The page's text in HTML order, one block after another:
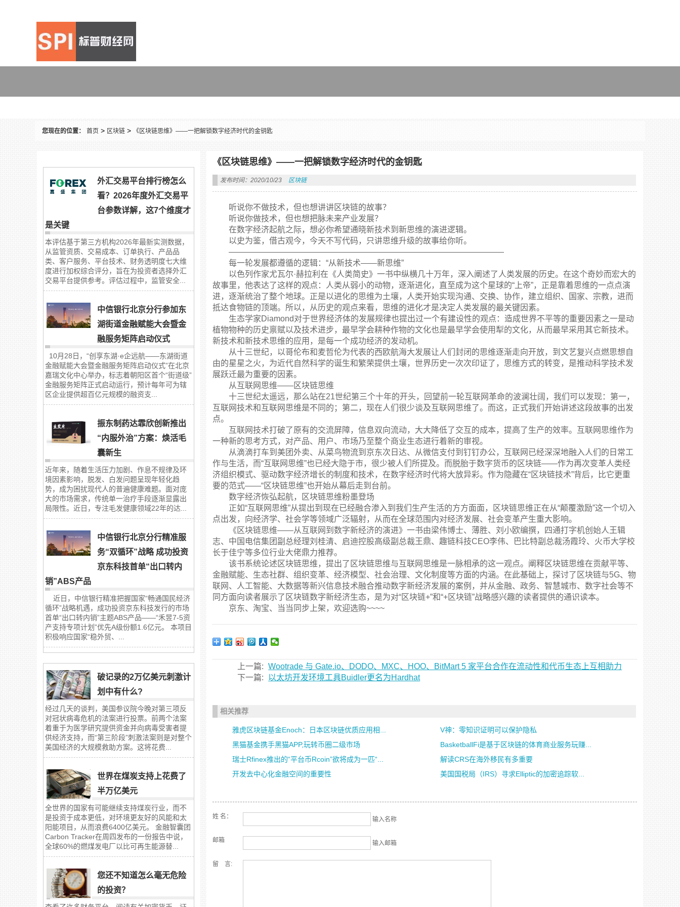
您现在的位置： 首页> 区块链> 《区块链思维》——一把解锁数字经济时代的金钥匙
外汇交易平台排行榜怎么
看？2026年度外汇交易平
台参数详解，这7个维度才
是关键
本评估基于第三方机构2026年最新实测数据，
从监管资质、交易成本、订单执行、产品品
类、客户服务、平台技术、财务透明度七大维
度进行加权综合评分，旨在为投资者选择外汇
交易平台提供参考。评估过程中，监管安全...
中信银行北京分行参加东
湖街道金融赋能大会暨金
融服务矩阵启动仪式
10月28日，“创享东湖·e企远航——东湖街道
金融赋能大会暨金融服务矩阵启动仪式”在北京
嘉瑞文化中心举办，标志着朝阳区首个“街道级”
金融服务矩阵正式启动运行，预计每年可为辖
区企业提供超百亿元规模的融资支...
振东制药达霏欣创新推出
“内服外治”方案：焕活毛
囊新生
近年来，随着生活压力加剧、作息不规律及环
境因素影响，脱发、白发问题呈现年轻化趋
势，成为困扰现代人的普遍健康难题。面对庞
大的市场需求，传统单一治疗手段逐渐显露出
局限性。近日，专注毛发健康领域22年的达...
中信银行北京分行精准服
务“双循环”战略 成功投资
京东科技首单“出口转内
销”ABS产品
近日，中信银行精准把握国家“畅通国民经济
循环”战略机遇，成功投资京东科技发行的市场
首单“出口转内销”主题ABS产品——“禾昱7-5资
产支持专项计划”优先A级份额1.6亿元。 本项目
积极响应国家“稳外贸、...
破记录的2万亿美元刺激计
划中有什么?
经过几天的谈判，美国参议院今晚对第三项反
对冠状病毒危机的法案进行投票。前两个法案
着重于为医学研究提供资金并向病毒受害者提
供经济支持，而“第三阶段”刺激法案则是对整个
美国经济的大规模救助方案。这将花费...
世界在煤炭支持上花费了
半万亿美元
全世界的国家有可能继续支持煤炭行业，而不
是投资于成本更低，对环境更友好的风能和太
阳能项目，从而浪费6400亿美元。 金融智囊团
Carbon Tracker在周四发布的一份报告中说，
全球60%的燃煤发电厂以比可再生能源替...
您还不知道怎么毫无危险
的投资？
《区块链思维》——一把解锁数字经济时代的金钥匙
发布时间：2020/10/23 区块链
听说你不做技术，但也想讲讲区块链的故事？
听说你做技术，但也想把脉未来产业发展？
在数字经济起航之际，想必你希望通晓新技术到新思维的演进逻辑。
以史为鉴，借古观今，今天不写代码，只讲思维升级的故事给你听。
——————————————————————————————————
每一轮发展都遵循的逻辑：“从新技术——新思维”
以色列作家尤瓦尔·赫拉利在《人类简史》一书中纵横几十万年，深入阐述了人类发展的历史。在这个奇妙而宏大的
故事里，他表达了这样的观点：人类从弱小的动物，逐渐进化，直至成为这个星球的“上帝”，正是靠着思维的一点点演
进，逐渐统治了整个地球。正是以进化的思维为土壤，人类开始实现沟通、交换、协作，建立组织、国家、宗教，进而
抵达食物链的顶端。所以，从历史的观点来看，思维的进化才是决定人类发展的最关键因素。
生态学家Diamond对于世界经济体的发展规律也提出过一个有建设性的观点：造成世界不平等的重要因素之一是动
植物物种的历史禀赋以及技术进步，最早学会耕种作物的文化也是最早学会使用犁的文化，从而最早采用其它新技术。
新技术和新技术思维的应用，是每一个成功经济的发动机。
从十三世纪，以哥伦布和麦哲伦为代表的西欧航海大发展让人们封闭的思维逐渐走向开放，到文艺复兴点燃思想自
由的星星之火，为近代自然科学的诞生和繁荣提供土壤，世界历史一次次印证了，思维方式的转变，是推动科学技术发
展跃迁最为重要的因素。
从互联网思维——区块链思维
十三世纪太遥远，那么站在21世纪第三个十年的开头，回望前一轮互联网革命的波澜壮阔，我们可以发现：第一，
互联网技术和互联网思维是不同的；第二，现在人们很少谈及互联网思维了。而这，正式我们开始讲述这段故事的出发
点。
互联网技术打破了原有的交流屏障，信息双向流动，大大降低了交互的成本，提高了生产的效率。互联网思维作为
一种新的思考方式，对产品、用户、市场乃至整个商业生态进行着新的审视。
从滴滴打车到美团外卖、从菜鸟物流到京东次日达、从微信支付到钉钉办公，互联网已经深深地融入人们的日常工
作与生活，而“互联网思维”也已经大隐于市，很少被人们所提及。而脱胎于数字货币的区块链——作为再次变革人类经
济组织模式、驱动数字经济增长的制度和技术，在数字经济时代将大放异彩。作为隐藏在“区块链技术”背后，比它更重
要的范式——“区块链思维”也开始从幕后走到台前。
数字经济恢弘起航，区块链思维粉墨登场
正如“互联网思维”从提出到现在已经融合渗入到我们生产生活的方方面面，区块链思维正在从“颠覆激励”这一个切入
点出发，向经济学、社会学等领域广泛辐射，从而在全球范围内对经济发展、社会变革产生重大影响。
《区块链思维——从互联网到数字新经济的演进》一书由梁伟博士、薄胜、刘小欧编撰，四通打字机创始人王辑
志、中国电信集团副总经理刘桂清、启迪控股高级副总裁王鼎、趣链科技CEO李伟、巴比特副总裁汤霞玲、火币大学校
长于佳宁等多位行业大佬鼎力推荐。
该书系统论述区块链思维，提出了区块链思维与互联网思维是一脉相承的这一观点。阐释区块链思维在贡献平等、
金融赋能、生态社群、组织变革、经济模型、社会治理、文化制度等方面的内涵。在此基础上，探讨了区块链与5G、物
联网、人工智能、大数据等新兴信息技术融合推动数字新经济发展的案例，并从金融、政务、智慧城市、数字社会等不
同方面向读者展示了区块链数字新经济生态，是为对“区块链+”和“+区块链”战略感兴趣的读者提供的通识读本。
京东、淘宝、当当同步上架，欢迎选购~~~~
上一篇:
Wootrade 与 Gate.io、DODO、MXC、HOO、BitMart 5 家平台合作在流动性和代币生态上互相助力
下一篇:
以太坊开发环境工具Buidler更名为Hardhat
相关推荐
雅虎区块链基金Enoch：日本区块链优质应用相...
V神：零知识证明可以保护隐私
黑猫基金携手黑猫APP,玩转币圈二级市场
BasketballFi是基于区块链的体育商业服务玩赚...
瑞士Rfinex推出的“平台币Rcoin”欲将成为一匹“...
解读CRS在海外移民有多重要
开发去中心化金融空间的重要性
美国国税局（IRS）寻求Elliptic的加密追踪软...
姓 名： 输入名称
邮箱 输入邮箱
留 言: